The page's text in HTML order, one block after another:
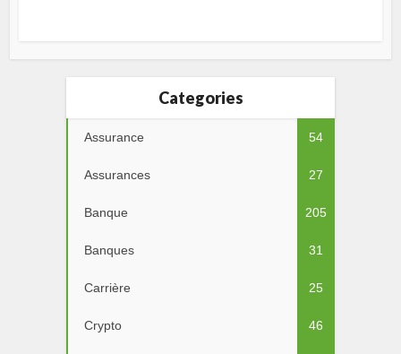
Categories
Assurance 54
Assurances 27
Banque 205
Banques 31
Carrière 25
Crypto 46